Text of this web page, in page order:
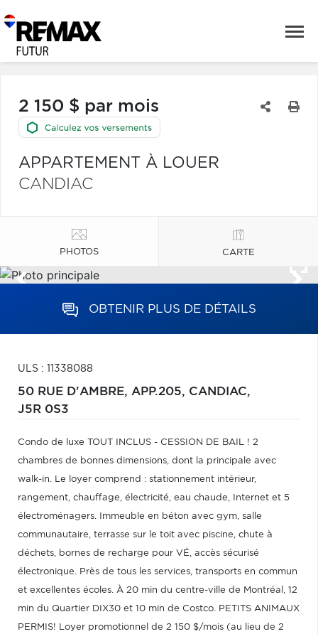
2 150 $ par mois
APPARTEMENT À LOUER
CANDIAC
PHOTOS CARTE
OBTENIR PLUS DE DÉTAILS
ULS : 11338088
50 RUE D'AMBRE, APP.205, CANDIAC,
J5R 0S3
Condo de luxe TOUT INCLUS - CESSION DE BAIL ! 2
chambres de bonnes dimensions, dont la principale avec
walk-in. Le loyer comprend : stationnement intérieur,
rangement, chauffage, électricité, eau chaude, Internet et 5
électroménagers. Immeuble en béton avec gym, salle
communautaire, terrasse sur le toit avec piscine, chute à
déchets, bornes de recharge pour VÉ, accès sécurisé
électronique. Près de tous les services, transports en commun
et excellentes écoles. À 20 min du centre-ville de Montréal, 12
min du Quartier DIX30 et 10 min de Costco. PETITS ANIMAUX
PERMIS! Loyer promotionnel de 2 150 $/mois (au lieu de 2